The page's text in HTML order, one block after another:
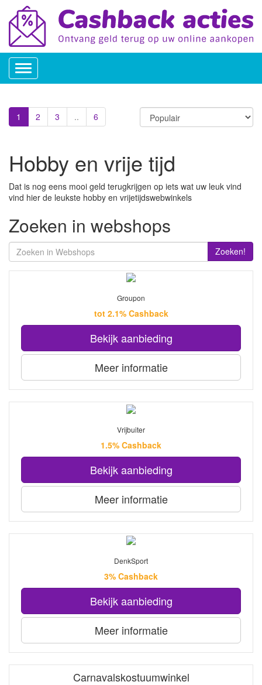
Toggle
navigation
1 2 3 .. 6
Hobby en vrije tijd
Dat is nog eens mooi geld terugkrijgen op iets wat uw leuk vind
vind hier de leukste hobby en vrijetijdswebwinkels
Zoeken in webshops
Zoeken!
Groupon
tot 2.1% Cashback
Bekijk aanbieding
Meer informatie
Vrijbuiter
1.5% Cashback
Bekijk aanbieding
Meer informatie
DenkSport
3% Cashback
Bekijk aanbieding
Meer informatie
Carnavalskostuumwinkel